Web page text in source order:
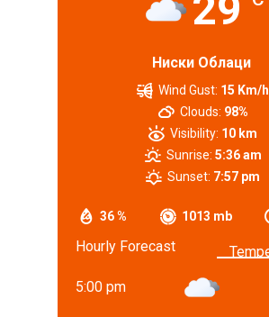
Ниски Облаци
36 % 1013 mb
Wind Gust: 15 Km/h
Clouds: 98%
Visibility: 10 km
Sunrise: 5:36 am
Sunset: 7:57 pm
Hourly Forecast
5:00 pm